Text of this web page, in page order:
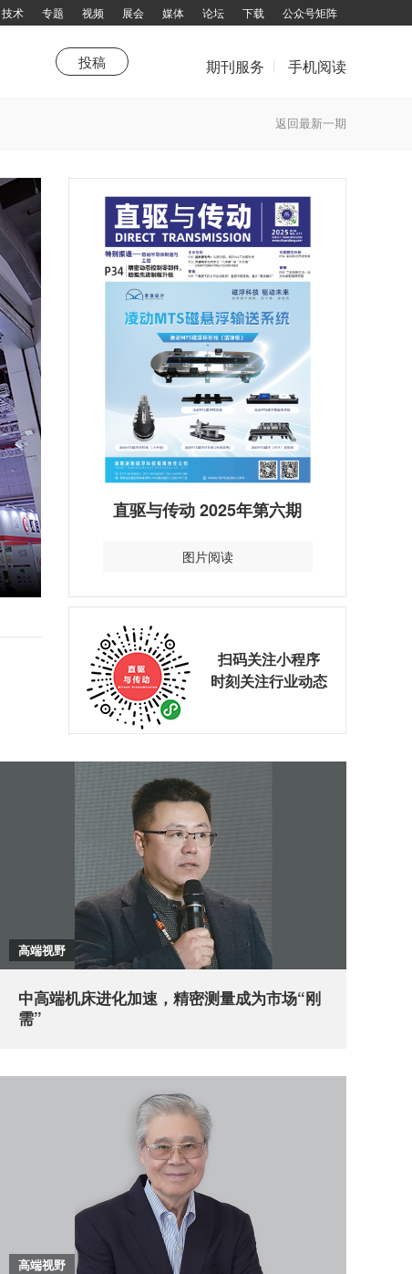
技术 专题 视频 展会 媒体 论坛 下载 公众号矩阵
投稿 期刊服务
拨打电话咨询：13751143319 余女士
邮箱：chuandong@chuandong.cn
手机阅读
返回最新一期
直驱与传动 2025年第六期
图片阅读
扫码关注小程序
时刻关注行业动态
高端视野
中高端机床进化加速，精密测量成为市场“刚
需”
高端视野